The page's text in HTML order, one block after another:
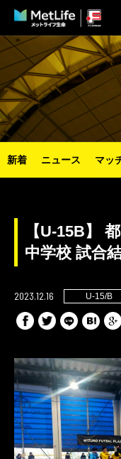
新着 ニュース マッ
【U-15B】
中学校 試合
2023.12.16 U-15/B